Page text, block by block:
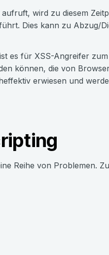
wird zu diesem
Dies kann zu Abzug/
es für XSS-Angreifer
können, die von
erwiesen und
Reihe von Problemen.